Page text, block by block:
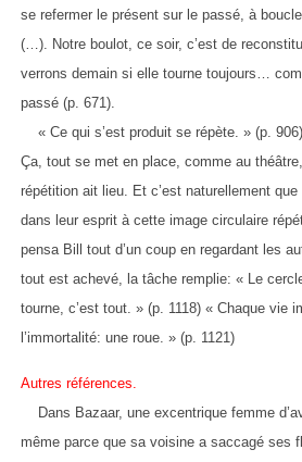
se refermer le présent sur le passé, à
(…). Notre boulot, ce soir, c’est de
verrons demain si elle tourne toujours…
passé (p. 671).
« Ce qui s’est produit se répète. » (p.
Ça, tout se met en place, comme au
répétition ait lieu. Et c’est naturellement
dans leur esprit à cette image circulaire
pensa Bill tout d’un coup en regardant les
tout est achevé, la tâche remplie: « Le
tourne, c’est tout. » (p. 1118) « Chaque vie
l’immortalité: une roue. » (p. 1121)
Autres références.
Dans Bazaar, une excentrique femme
même parce que sa voisine a saccagé ses